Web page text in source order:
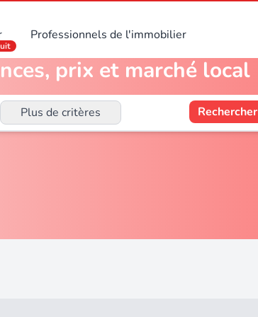
Professionnels de l'immobilier
prix et marché local
Plus de critères Rechercher